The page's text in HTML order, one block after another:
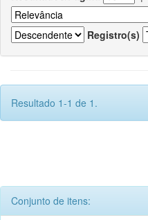
Registro(s)
Resultado 1-1 de 1.
Conjunto de itens: